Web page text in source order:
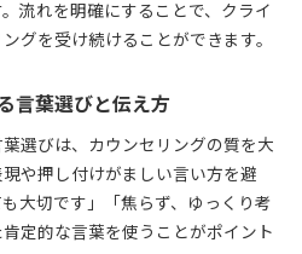
流れを明確にすることで、クライ
グを受け続けることができます。
言葉選びと伝え方
選びは、カウンセリングの質を大
や押し付けがましい言い方を避
大切です」「焦らず、ゆっくり考
定的な言葉を使うことがポイント